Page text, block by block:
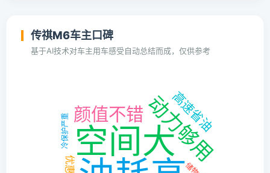
传祺M6车主口碑
基于AI技术对车主用车感受自动总结而成，仅供参考